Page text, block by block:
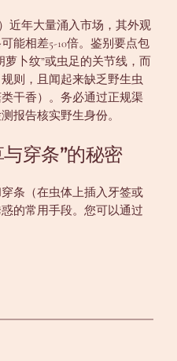
近年大量涌入市场，其外观
能相差5-10倍。鉴别要点包
卜纹”或虫足的关节线，而
则，且闻起来缺乏野生虫
干香）。务必通过正规渠
报告核实野生身份。
穿条”的秘密
条（在虫体上插入牙签或
的常用手段。您可以通过